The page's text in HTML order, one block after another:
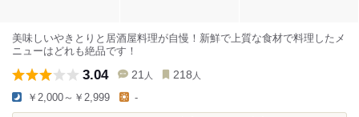
美味しいやきとりと居酒屋料理が自慢！新鮮で上質な食材で料理したメ
ニューはどれも絶品です！
3.04 21 人 218 人
￥2,000～￥2,999 -